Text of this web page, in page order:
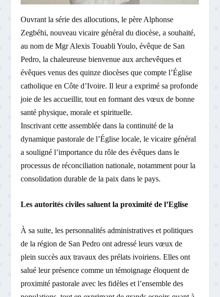
Ouvrant la série des allocutions, le père Alphonse
Zegbéhi, nouveau vicaire général du diocèse, a souhaité,
au nom de Mgr Alexis Touabli Youlo, évêque de San
Pedro, la chaleureuse bienvenue aux archevêques et
évêques venus des quinze diocèses que compte l’Église
catholique en Côte d’Ivoire. Il leur a exprimé sa profonde
joie de les accueillir, tout en formant des vœux de bonne
santé physique, morale et spirituelle.
Inscrivant cette assemblée dans la continuité de la
dynamique pastorale de l’Église locale, le vicaire général
a souligné l’importance du rôle des évêques dans le
processus de réconciliation nationale, notamment pour la
consolidation durable de la paix dans le pays.
Les autorités civiles saluent la proximité de l’Eglise
À sa suite, les personnalités administratives et politiques
de la région de San Pedro ont adressé leurs vœux de
plein succès aux travaux des prélats ivoiriens. Elles ont
salué leur présence comme un témoignage éloquent de
proximité pastorale avec les fidèles et l’ensemble des